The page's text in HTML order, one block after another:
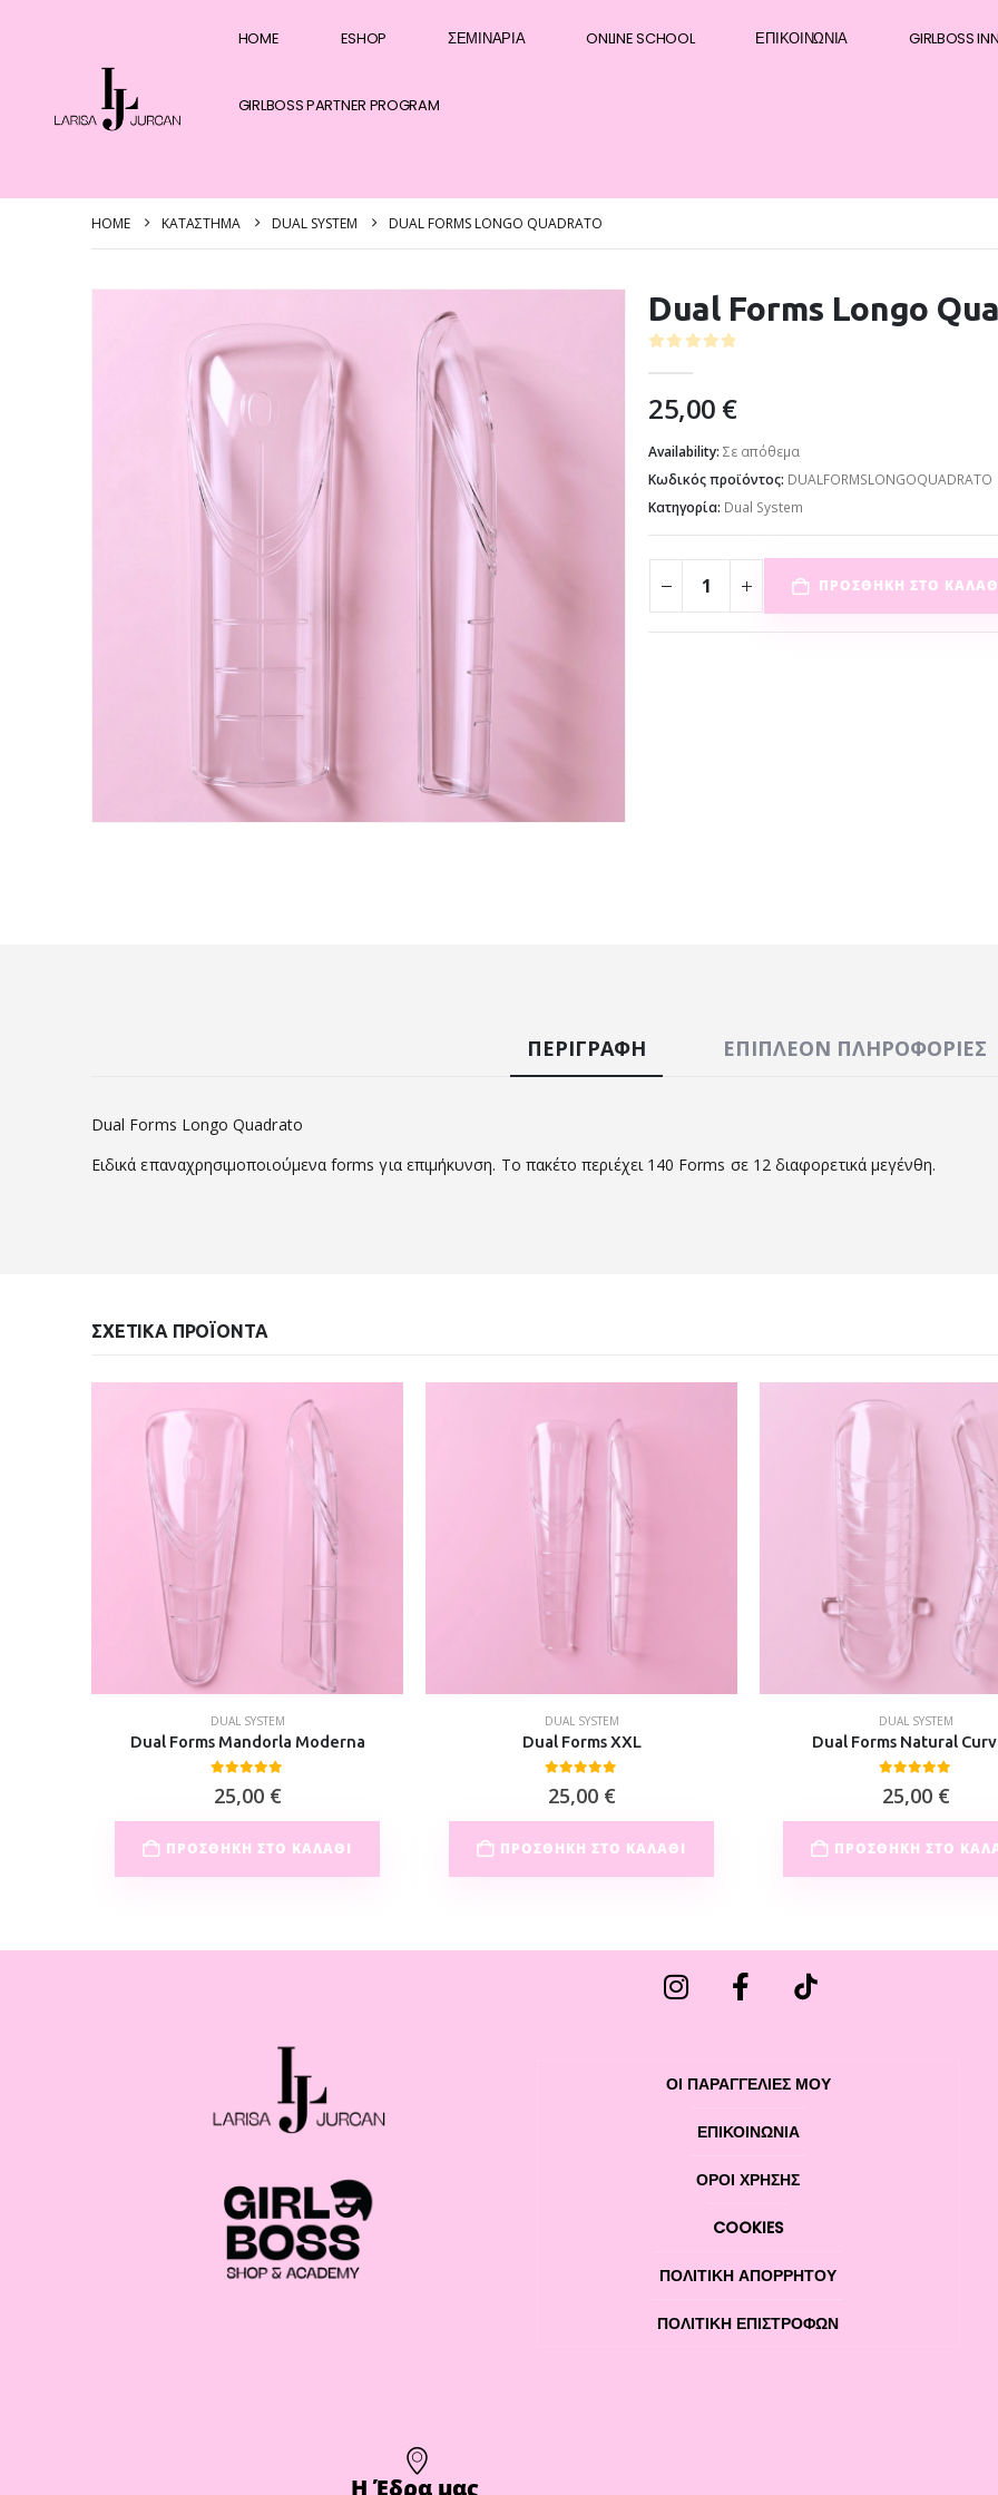
HOME ESHOP ΣΕΜΙΝΆΡΙΑ ONLINE SCHOOL ΕΠΙΚΟΙΝΩΝΊΑ GIRLBOSS
GIRLBOSS PARTNER PROGRAM
HOME ΚΑΤΆΣΤΗΜΑ DUAL SYSTEM DUAL FORMS LONGO QUADRATO
Dual Forms Longo
25,00 €
Availability: Σε απόθεμα
Κωδικός προϊόντος: DUALFORMSLONGOQUADRATO
Κατηγορία: Dual System
ΠΡΟΣΘΉΚΗ ΣΤΟ
ΠΕΡΙΓΡΑΦΉ ΕΠΙΠΛΈΟΝ ΠΛΗΡΟΦΟΡΊΕΣ
Dual Forms Longo Quadrato
Ειδικά επαναχρησιμοποιούμενα forms για επιμήκυνση. Το πακέτο περιέχει 140 Forms σε 12 διαφορετικά μεγένθη.
ΣΧΕΤΙΚΆ ΠΡΟΪΌΝΤΑ
DUAL SYSTEM
Dual Forms Mandorla Moderna
25,00 €
ΠΡΟΣΘΉΚΗ ΣΤΟ ΚΑΛΆΘΙ
DUAL SYSTEM
Dual Forms XXL
25,00 €
ΠΡΟΣΘΉΚΗ ΣΤΟ ΚΑΛΆΘΙ
DUAL SYSTEM
Dual Forms Natural
25,00 €
ΠΡΟΣΘΉΚΗ ΣΤΟ
ΟΙ ΠΑΡΑΓΓΕΛΙΕΣ ΜΟΥ
ΕΠΙΚΟΙΝΩΝΊΑ
ΌΡΟΙ ΧΡΉΣΗΣ
COOKIES
ΠΟΛΙΤΙΚΉ ΑΠΟΡΡΉΤΟΥ
ΠΟΛΙΤΙΚΉ ΕΠΙΣΤΡΟΦΏΝ
Η Έδρα μας​